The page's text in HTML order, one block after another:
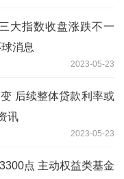
大指数收盘涨跌不一
消息
2023-05-23
后续整体贷款利率或
讯
2023-05-23
点 主动权益类基金